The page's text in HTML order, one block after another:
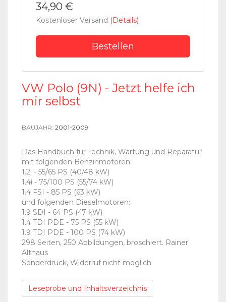
34,90 €
Kostenloser Versand (Details)
Bestellen
VW Polo (9N) - Jetzt helfe ich
mir selbst
BAUJAHR: 2001-2009
Das Handbuch für Technik, Wartung und Reparatur
mit folgenden Benzinmotoren:
1.2i - 55/65 PS (40/48 kW)
1.4i - 75/100 PS (55/74 kW)
1.4 FSI - 85 PS (63 kW)
und folgenden Dieselmotoren:
1.9 SDI - 64 PS (47 kW)
1.4 TDI PDE - 75 PS (55 kW)
1.9 TDI PDE - 100 PS (74 kW)
298 Seiten, 250 Abbildungen, broschiert. Rainer
Althaus
Sonderdruck, Widerruf nicht möglich
Leseprobe und Inhaltsverzeichnis